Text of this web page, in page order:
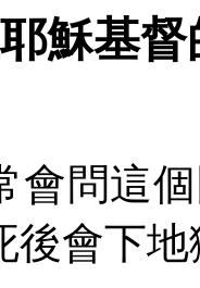
耶穌基
會問這
後會下地